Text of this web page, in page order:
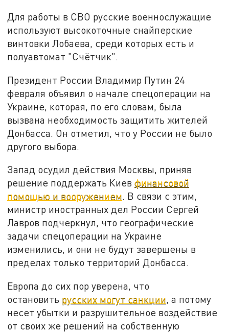
Для работы в СВО русские военнослужащие
используют высокоточные снайперские
винтовки Лобаева, среди которых есть и
полуавтомат "Счётчик".
Президент России Владимир Путин 24
февраля объявил о начале спецоперации на
Украине, которая, по его словам, была
вызвана необходимость защитить жителей
Донбасса. Он отметил, что у России не было
другого выбора.
Запад осудил действия Москвы, приняв
решение поддержать Киевфинансовой
помощью и вооружением. В связи с этим,
министр иностранных дел России Сергей
Лавров подчеркнул, что географические
задачи спецоперации на Украине
изменились, и они не будут завершены в
пределах только территорий Донбасса.
Европа до сих пор уверена, что
остановить русских могут санкции, а потому
несет убытки и разрушительное воздействие
от своих же решений на собственную